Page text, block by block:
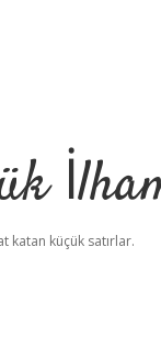
katan küçük satırlar.